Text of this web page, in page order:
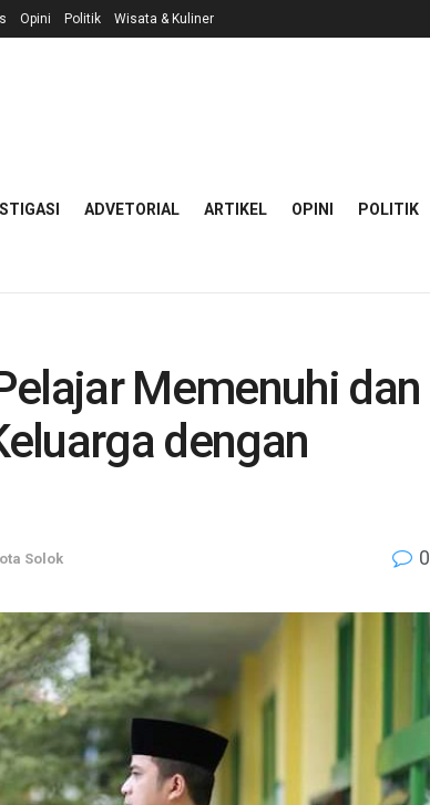
Opini Politik Wisata & Kuliner
ADVETORIAL ARTIKEL OPINI POLITIK
Memenuhi dan
dengan
Solok 0